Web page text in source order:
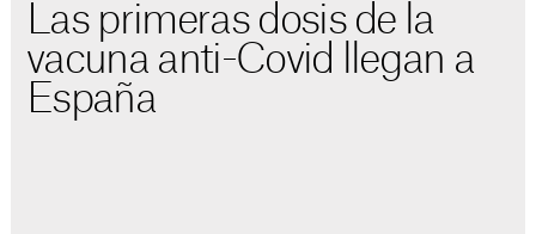
Las primeras dosis de la
vacuna anti-Covid llegan a
España